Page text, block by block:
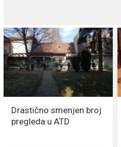
Drastično smenjen broj
pregleda u ATD